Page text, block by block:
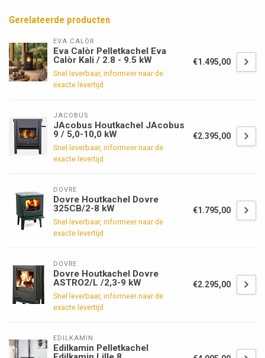
Gerelateerde producten
EVA CALÒR
Eva Calòr Pelletkachel Eva
Calòr Kali / 2.8 - 9.5 kW
Snel leverbaar, informeer naar de
exacte levertijd
€1.495,00
JACOBUS
JAcobus Houtkachel JAcobus
9 / 5,0-10,0 kW
Snel leverbaar, informeer naar de
exacte levertijd
€2.395,00
DOVRE
Dovre Houtkachel Dovre
325CB/2-8 kW
Snel leverbaar, informeer naar de
exacte levertijd
€1.795,00
DOVRE
Dovre Houtkachel Dovre
ASTRO2/L /2,3-9 kW
Snel leverbaar, informeer naar de
exacte levertijd
€2.295,00
EDILKAMIN
Edilkamin Pelletkachel